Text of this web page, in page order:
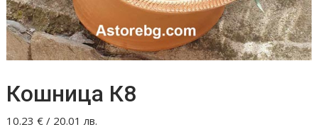
Кошница К8
10.23€ / 20.01 лв.